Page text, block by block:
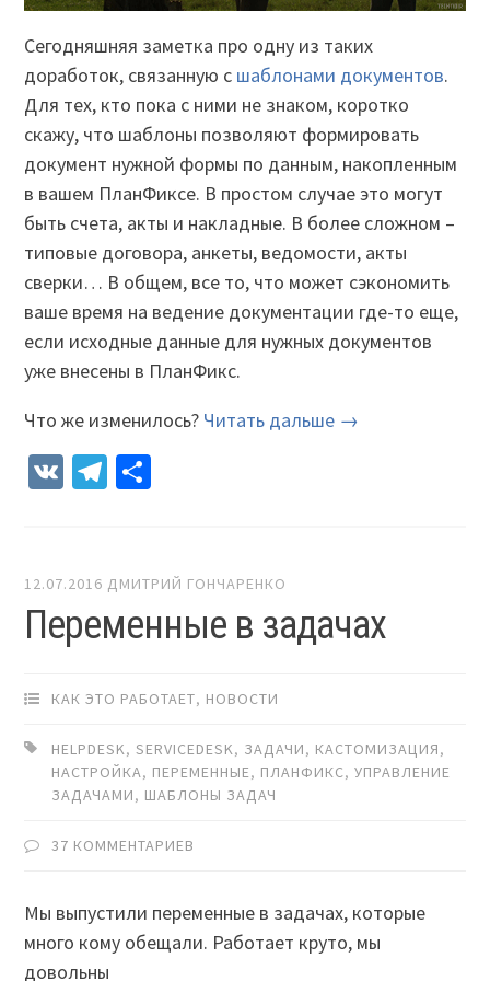
Сегодняшняя заметка про одну из таких
доработок, связанную с шаблонами документов.
Для тех, кто пока с ними не знаком, коротко
скажу, что шаблоны позволяют формировать
документ нужной формы по данным, накопленным
в вашем ПланФиксе. В простом случае это могут
быть счета, акты и накладные. В более сложном –
типовые договора, анкеты, ведомости, акты
сверки… В общем, все то, что может сэкономить
ваше время на ведение документации где-то еще,
если исходные данные для нужных документов
уже внесены в ПланФикс.
Что же изменилось? Читать дальше →
VK Telegram
12.07.2016 ДМИТРИЙ ГОНЧАРЕНКО
Переменные в задачах
КАК ЭТО РАБОТАЕТ, НОВОСТИ
HELPDESK,SERVICEDESK, ЗАДАЧИ, КАСТОМИЗАЦИЯ,
НАСТРОЙКА, ПЕРЕМЕННЫЕ, ПЛАНФИКС,УПРАВЛЕНИЕ
ЗАДАЧАМИ, ШАБЛОНЫ ЗАДАЧ
37 КОММЕНТАРИЕВ
Мы выпустили переменные в задачах, которые
много кому обещали. Работает круто, мы
довольны